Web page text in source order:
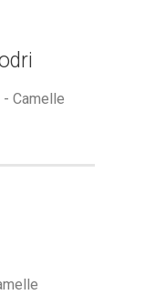
- Camelle